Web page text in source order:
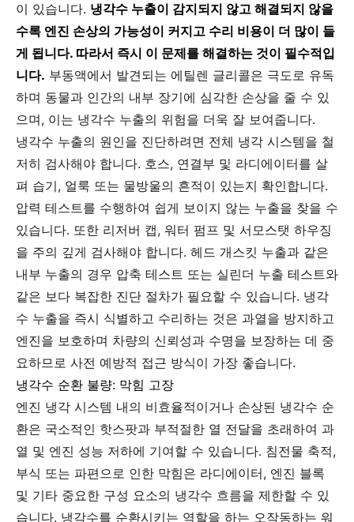
이 있습니다. 냉각수 누출이 감지되지 않고 해결되지 않을
수록 엔진 손상의 가능성이 커지고 수리 비용이 더 많이 들
게 됩니다. 따라서 즉시 이 문제를 해결하는 것이 필수적입
니다. 부동액에서 발견되는 에틸렌 글리콜은 극도로 유독
하며 동물과 인간의 내부 장기에 심각한 손상을 줄 수 있
으며, 이는 냉각수 누출의 위험을 더욱 잘 보여줍니다.
냉각수 누출의 원인을 진단하려면 전체 냉각 시스템을 철
저히 검사해야 합니다. 호스, 연결부 및 라디에이터를 살
펴 습기, 얼룩 또는 물방울의 흔적이 있는지 확인합니다.
압력 테스트를 수행하여 쉽게 보이지 않는 누출을 찾을 수
있습니다. 또한 리저버 캡, 워터 펌프 및 서모스탯 하우징
을 주의 깊게 검사해야 합니다. 헤드 개스킷 누출과 같은
내부 누출의 경우 압축 테스트 또는 실린더 누출 테스트와
같은 보다 복잡한 진단 절차가 필요할 수 있습니다. 냉각
수 누출을 즉시 식별하고 수리하는 것은 과열을 방지하고
엔진을 보호하며 차량의 신뢰성과 수명을 보장하는 데 중
요하므로 사전 예방적 접근 방식이 가장 좋습니다.
냉각수 순환 불량: 막힘 고장
엔진 냉각 시스템 내의 비효율적이거나 손상된 냉각수 순
환은 국소적인 핫스팟과 부적절한 열 전달을 초래하여 과
열 및 엔진 성능 저하에 기여할 수 있습니다. 침전물 축적,
부식 또는 파편으로 인한 막힘은 라디에이터, 엔진 블록
및 기타 중요한 구성 요소의 냉각수 흐름을 제한할 수 있
습니다. 냉각수를 순환시키는 역할을 하는 오작동하는 워